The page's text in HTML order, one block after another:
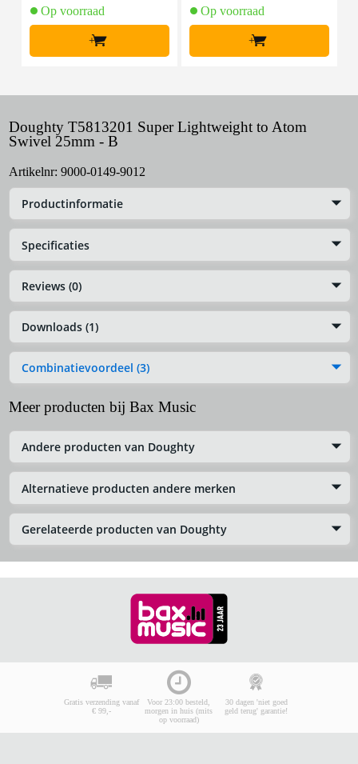
Op voorraad
+
Op voorraad
+
Doughty T5813201 Super Lightweight to Atom
Swivel 25mm - B
Artikelnr: 9000-0149-9012
Productinformatie
Specificaties
Reviews (0)
Downloads (1)
Combinatievoordeel (3)
Meer producten bij Bax Music
Andere producten van Doughty
Alternatieve producten andere merken
Gerelateerde producten van Doughty
Gratis verzending vanaf
€ 99,-
Voor 23:00 besteld,
morgen in huis (mits
op voorraad)
30 dagen 'niet goed
geld terug' garantie!